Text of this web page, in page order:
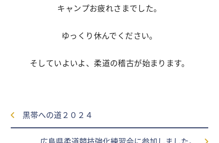
キャンプお疲れさまでした。
ゆっくり休んでください。
そしていよいよ、柔道の稽古が始まります。
黒帯への道２０２４